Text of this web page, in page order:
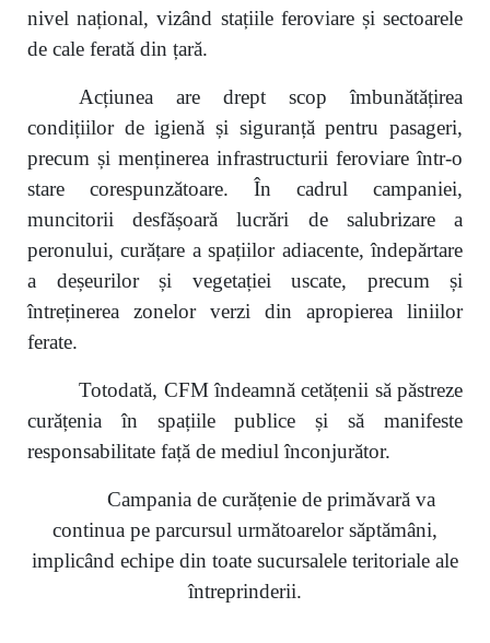
nivel național, vizând stațiile feroviare și sectoarele
de cale ferată din țară.
Acțiunea are drept scop îmbunătățirea
condițiilor de igienă și siguranță pentru pasageri,
precum și menținerea infrastructurii feroviare într-o
stare corespunzătoare. În cadrul campaniei,
muncitorii desfășoară lucrări de salubrizare a
peronului, curățare a spațiilor adiacente, îndepărtare
a deșeurilor și vegetației uscate, precum și
întreținerea zonelor verzi din apropierea liniilor
ferate.
Totodată, CFM îndeamnă cetățenii să păstreze
curățenia în spațiile publice și să manifeste
responsabilitate față de mediul înconjurător.
Campania de curățenie de primăvară va
continua pe parcursul următoarelor săptămâni,
implicând echipe din toate sucursalele teritoriale ale
întreprinderii.